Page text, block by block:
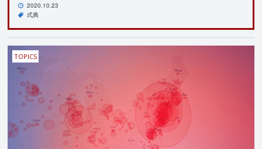
2020.10.23
式典
TOPICS